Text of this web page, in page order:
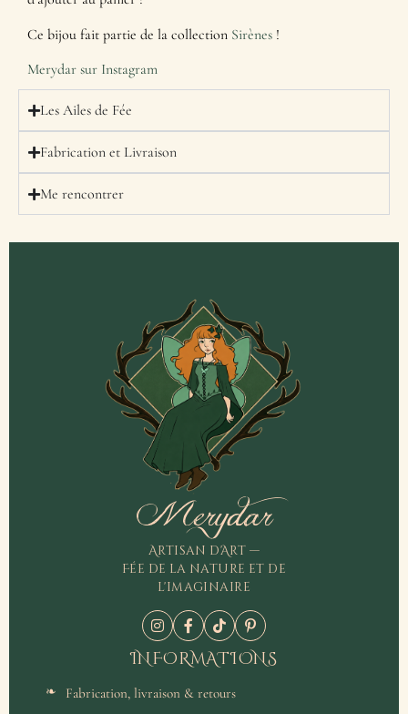
Ce bijou fait partie de la collection Sirènes !
Merydar sur Instagram
Les Ailes de Fée
Fabrication et Livraison
Me rencontrer
Merydar
Artisan d'Art —
Fée de la nature et de
l'imaginaire
INFORMATIONS
Fabrication, livraison & retours